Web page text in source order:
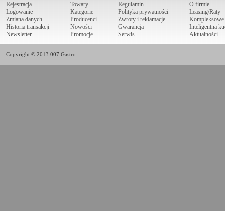
Rejestracja
Logowanie
Zmiana danych
Historia transakcji
Newsletter
Towary
Kategorie
Producenci
Nowości
Promocje
Regulamin
Polityka prywatności
Zwroty i reklamacje
Gwarancja
Serwis
O firmie
Leasing/Raty
Kompleksowe
Inteligentna
Aktualności
Copyright © 2013 007 Gastro